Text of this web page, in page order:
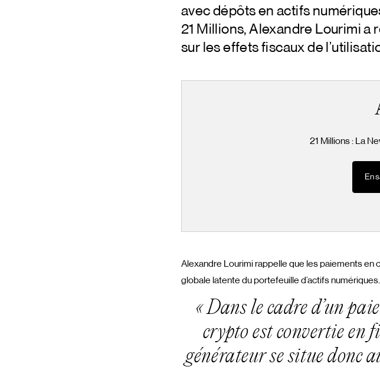
avec dépôts en actifs
21 Millions, Alexandre Lourimi a
sur les effets fiscaux de
21 Millions : La
En
Alexandre Lourimi rappelle que les paiements en
globale latente du portefeuille d’actifs numériques.
« Dans le cadre d’un
crypto est convertie en
générateur se situe donc